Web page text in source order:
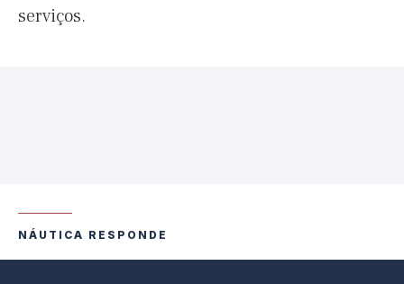
serviços.
NÁUTICA RESPONDE